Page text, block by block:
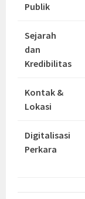
Publik
Sejarah
dan
Kredibilitas
Kontak &
Lokasi
Digitalisasi
Perkara